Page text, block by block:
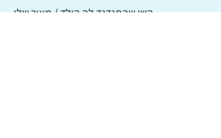
השן שהתנדנד לה הילד / מאיר שלו